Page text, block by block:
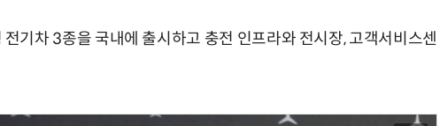
기차 3종을 국내에 출시하고 충전 인프라와 전시장, 고객서비스센
9
[클릭! 이차] 애스턴마틴 '헤리티지
열어가는 디스플레이 산업의 새로운